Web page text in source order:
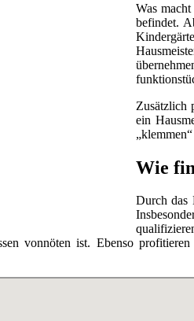
Was
befindet.
Zusätzlich
ein
Wie
Durch das
vonnöten ist. Ebenso